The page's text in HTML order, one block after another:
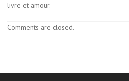
livre et amour.
Comments are closed.